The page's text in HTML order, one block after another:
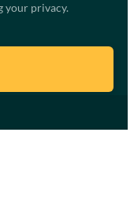
your privacy.